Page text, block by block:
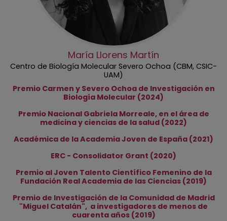
María Llorens Martín
Centro de Biología Molecular Severo Ochoa (CBM, CSIC-
UAM)
Premio Carmen y Severo Ochoa de Investigación en
Biología Molecular (2024)
Premio Nacional Gabriela Morreale, en el área de
medicina y ciencias de la salud (2022)
Académica de la Academia Joven de España (2021)
ERC - Consolidator Grant (2020)
Premio al Joven Talento Científico Femenino de la
Fundación Real Academia de las Ciencias (2019)
Premio de Investigación de la Comunidad de Madrid
"Miguel Catalán", a investigadores de menos de
cuarenta años (2019)